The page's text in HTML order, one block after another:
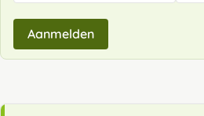
Aanmelden